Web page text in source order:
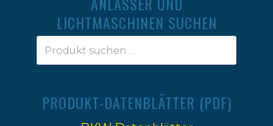
ANLASSER UND
LICHTMASCHINEN SUCHEN
PRODUKT-DATENBLÄTTER (PDF)